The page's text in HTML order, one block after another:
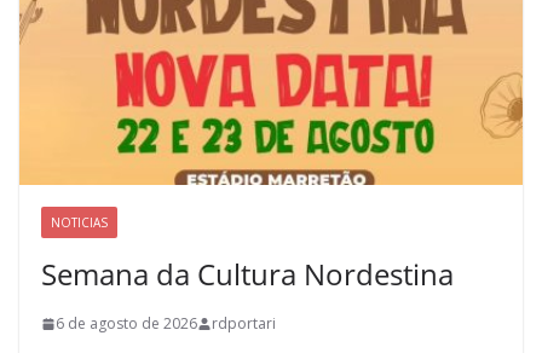
NOTICIAS
Semana da Cultura Nordestina
6 de agosto de 2026 rdportari